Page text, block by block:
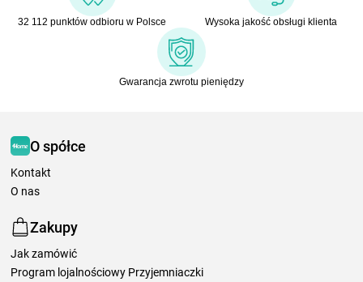
32 112 punktów odbioru w Polsce Wysoka jakość obsługi klienta
Gwarancja zwrotu pieniędzy
O spółce
Kontakt
O nas
Zakupy
Jak zamówić
Program lojalnościowy Przyjemniaczki